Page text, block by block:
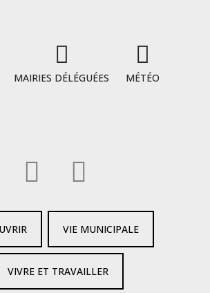
MAIRIES DÉLÉGUÉES MÉTÉO
VIE MUNICIPALE
VIVRE ET TRAVAILLER